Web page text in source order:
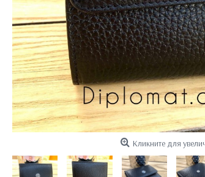
Кликните для